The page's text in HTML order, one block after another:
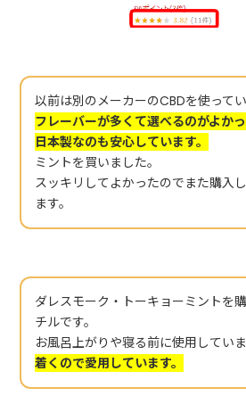
以前は別のメーカーのCBDを使って
フレーバーが多くて選べるのがよかっ
日本製なのも安心しています。
ミントを買いました。
スッキリしてよかったのでまた購入
ます。
ダレスモーク・トーキョーミントを
チルです。
お風呂上がりや寝る前に使用していま
着くので愛用しています。